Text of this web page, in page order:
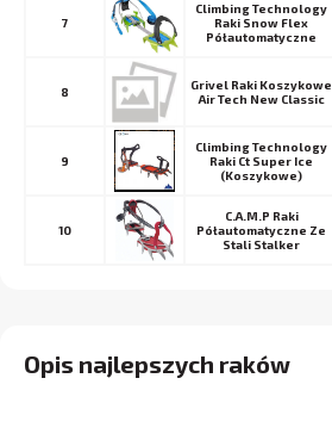
7
Climbing Technology
Raki Snow Flex
Półautomatyczne
8
Grivel Raki Koszykowe
Air Tech New Classic
9
Climbing Technology
Raki Ct Super Ice
(Koszykowe)
10
C.A.M.P Raki
Półautomatyczne Ze
Stali Stalker
Opis najlepszych raków